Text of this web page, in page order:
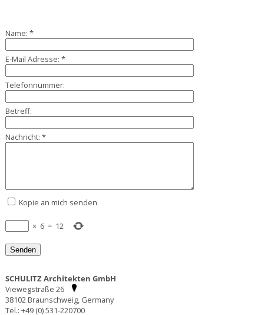
Name: *
E-Mail Adresse: *
Telefonnummer:
Betreff:
Nachricht: *
Kopie an mich senden
× 6 = 12
SCHULITZ Architekten GmbH
Viewegstraße 26
38102 Braunschweig, Germany
Tel.: +49 (0) 531-220700